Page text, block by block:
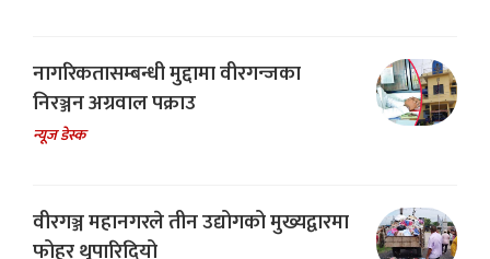
नागरिकतासम्बन्धी मुद्दामा वीरगन्जका
निरञ्जन अग्रवाल पक्राउ
न्यूज डेस्क
वीरगञ्ज महानगरले तीन उद्योगको मुख्यद्वारमा
फोहर थुपारिदियो